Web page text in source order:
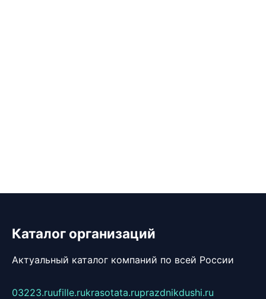
Каталог организаций
Актуальный каталог компаний по всей России
03223.ruufille.rukrasotata.ruprazdnikdushi.ru